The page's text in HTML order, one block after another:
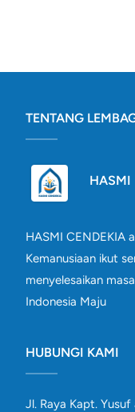
TENTANG
HASMI
HASMI CENDEKIA
Kemanusiaan ikut
menyelesaikan
Indonesia Maju
HUBUNGI KAMI
Jl. Raya Kapt.